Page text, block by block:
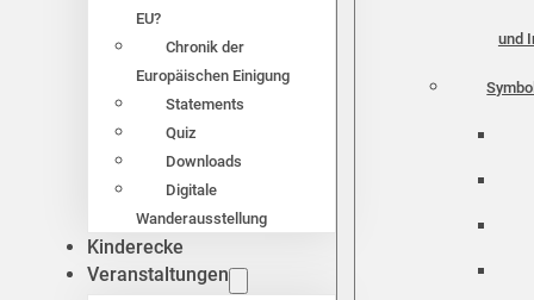
EU?
Chronik der
Europäischen Einigung
Statements
Quiz
Downloads
Digitale
Wanderausstellung
Kinderecke
Veranstaltungen
und